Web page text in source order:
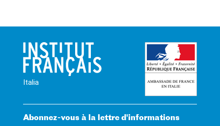
Italia
Abonnez-vous à la lettre d'informations